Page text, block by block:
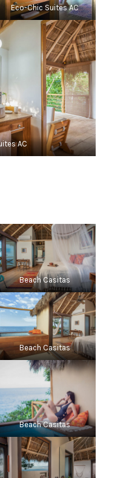
Eco-Chic Suites AC
AC
Beach Casitas
Beach Casitas
Beach Casitas